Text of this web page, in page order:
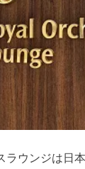
ラウンジは日